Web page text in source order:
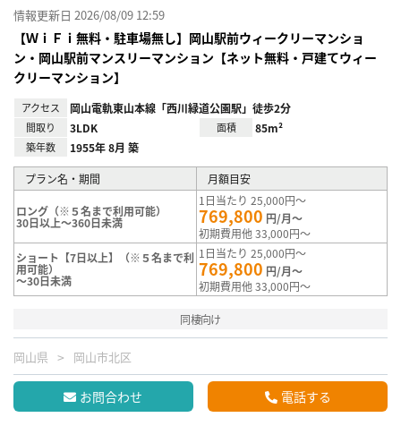
情報更新日 2026/08/09 12:59
【ＷｉＦｉ無料・駐車場無し】岡山駅前ウィークリーマンショ
ン・岡山駅前マンスリーマンション【ネット無料・戸建てウィー
クリーマンション】
アクセス 岡山電軌東山本線「西川緑道公園駅」徒歩2分
間取り 3LDK 面積 85m²
築年数 1955年 8月 築
プラン名・期間 月額目安
ロング（※５名まで利用可能）
30日以上～360日未満
1日当たり 25,000円～
769,800 円/月～
初期費用他 33,000円～
ショート【7日以上】（※５名まで利
用可能）
～30日未満
1日当たり 25,000円～
769,800 円/月～
初期費用他 33,000円～
同棲向け
岡山県 岡山市北区
お問合わせ 電話する